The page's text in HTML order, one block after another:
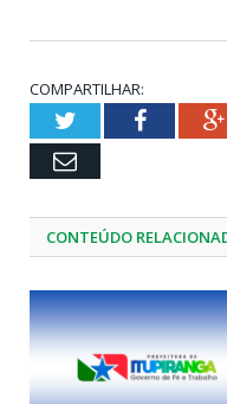
COMPARTILHAR:
TwitterFacebook
Email
CONTEÚDO